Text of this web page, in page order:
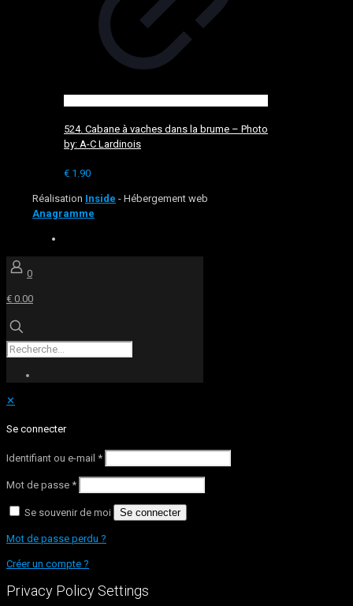
524. Cabane à vaches dans la brume – Photo
by: A-C Lardinois
€ 1.90
Réalisation Inside - Hébergement web
Anagramme
0
€ 0.00
✕
Se connecter
Identifiant ou e-mail *
Mot de passe *
Se souvenir de moi Se connecter
Mot de passe perdu ?
Créer un compte ?
Privacy Policy Settings